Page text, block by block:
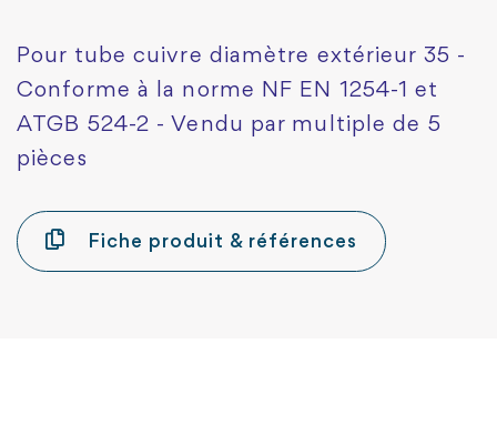
Pour tube cuivre diamètre extérieur 35 -
Conforme à la norme NF EN 1254-1 et
ATGB 524-2 - Vendu par multiple de 5
pièces
Fiche produit & références